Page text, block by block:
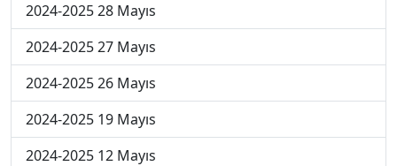
2024-2025 28 Mayıs
2024-2025 27 Mayıs
2024-2025 26 Mayıs
2024-2025 19 Mayıs
2024-2025 12 Mayıs